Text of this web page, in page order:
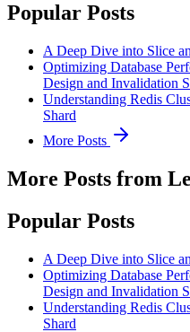
Popular Posts
A Deep Dive into Slice
Optimizing Database
Design and Invalidation
Understanding Redis
Shard
More Posts
More Posts from
Popular Posts
A Deep Dive into Slice
Optimizing Database
Design and Invalidation
Understanding Redis
Shard